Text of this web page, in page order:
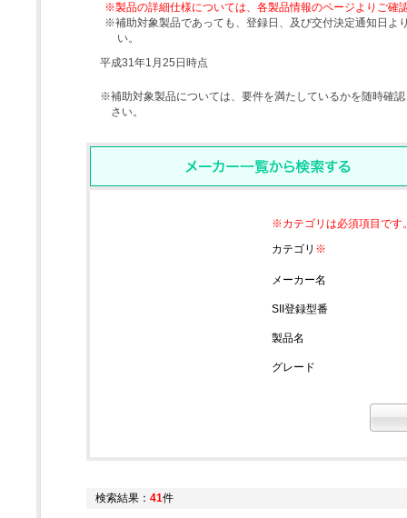
※製品の詳細仕様については、各製品情報のページよりご確
※補助対象製品であっても、登録日、及び交付決定通知日よ
い。
平成31年1月25日時点
※補助対象製品については、要件を満たしているかを随時確
さい。
※カテゴリは必須項目です
カテゴリ ※
メーカー名
SII登録型番
製品名
グレード
検索結果： 41件